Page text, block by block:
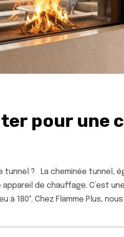
pour une
tunnel ? La cheminée tunnel,
de chauffage. C’est
180°. Chez Flamme Plus,